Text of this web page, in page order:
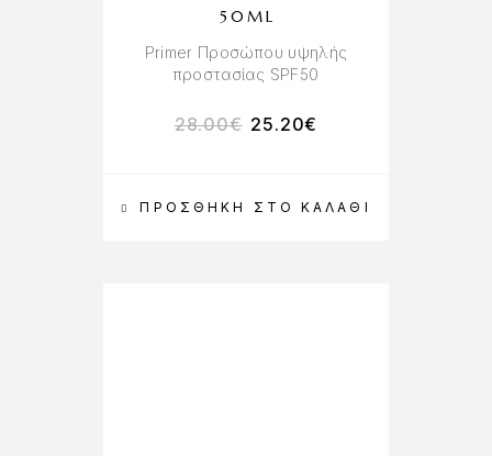
ΠΡΟΣΘΉΚΗ ΣΤΟ ΚΑΛΆΘΙ
50ML
Primer Προσώπου υψηλής
προστασίας SPF50
28.00€ 25.20€